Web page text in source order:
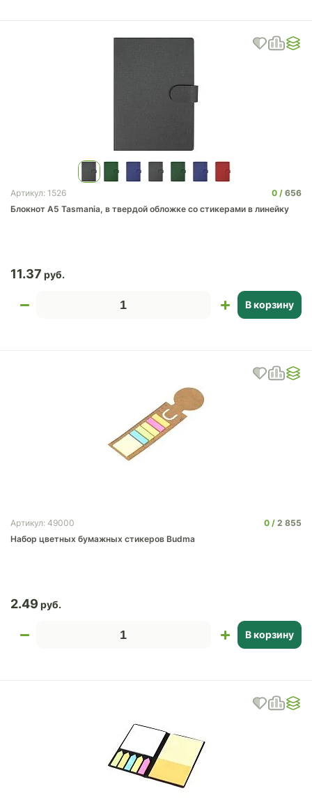
Артикул: 1526 0
656
Блокнот А5 Tasmania, в твердой обложке со стикерами в линейку
11.37
В корзину
Артикул: 49000 0
2 855
Набор цветных бумажных стикеров Budma
2.49
В корзину